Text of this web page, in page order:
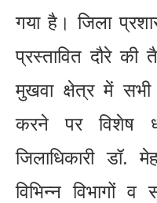
गया है। जिला
प्रस्तावित दौरे की
मुखवा क्षेत्र में
करने पर विशेष
जिलाधिकारी डॉ.
विभिन्न विभागों